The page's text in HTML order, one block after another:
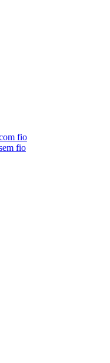
fio
fio